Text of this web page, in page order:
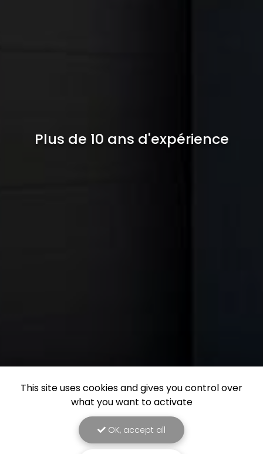
Plus de 10 ans d'expérience
This site uses cookies and gives you control over
what you want to activate
OK, accept all